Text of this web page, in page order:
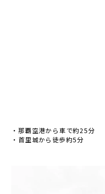
・那覇空港から車で約25分
・首里城から徒歩約5分